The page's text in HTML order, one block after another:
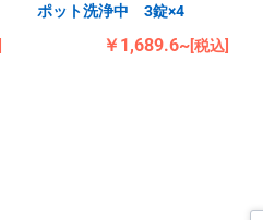
ポット洗浄中 3錠×4
￥1,689.6~[税込]